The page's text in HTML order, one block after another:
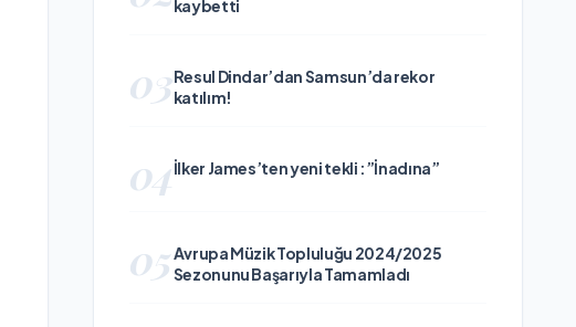
kaybetti
03Resul Dindar’dan Samsun’da rekor
katılım!
04İlker James’ten yeni tekli :”İnadına”
05Avrupa Müzik Topluluğu 2024/2025
Sezonunu Başarıyla Tamamladı